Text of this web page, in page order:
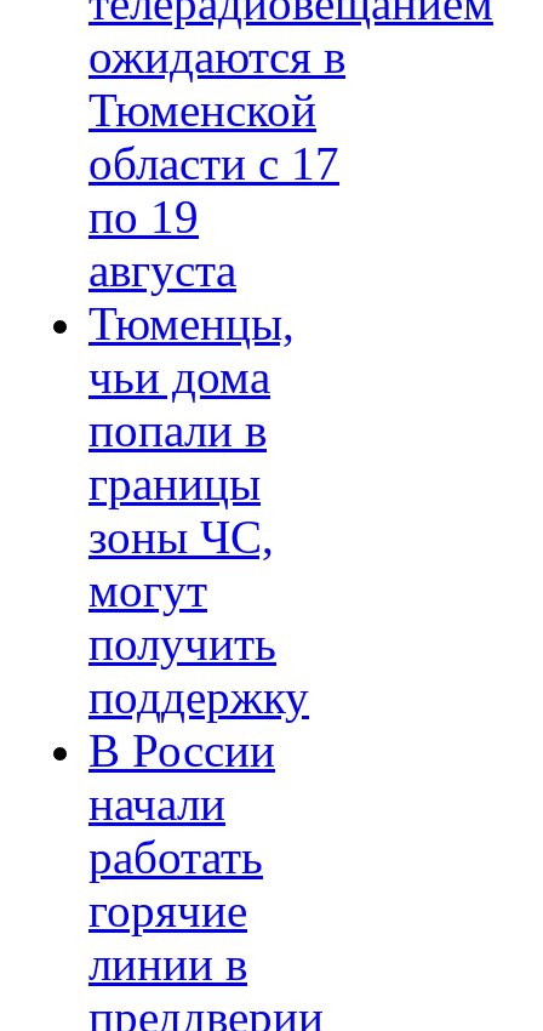
ожидаются в
Тюменской
области с 17
по 19
августа
Тюменцы,
чьи дома
попали в
границы
зоны ЧС,
могут
получить
поддержку
В России
начали
работать
горячие
линии в
преддверии